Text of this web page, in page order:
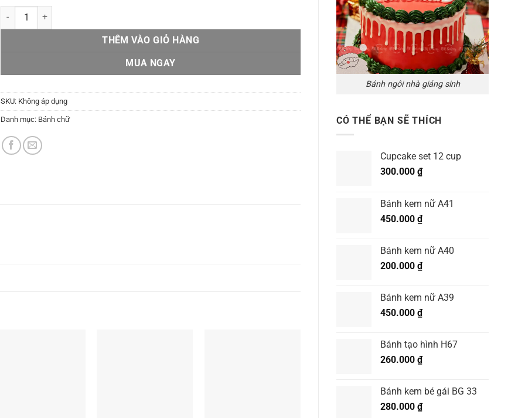
Bánh ngôi nhà giáng sinh
CÓ THỂ BẠN SẼ THÍCH
Cupcake set 12 cup
300.000 ₫
Bánh kem nữ A41
450.000 ₫
Bánh kem nữ A40
200.000 ₫
Bánh kem nữ A39
450.000 ₫
Bánh tạo hình H67
260.000 ₫
Bánh kem bé gái BG 33
280.000 ₫
BLTM bánh chữ A số lượng
THÊM VÀO GIỎ HÀNG
MUA NGAY
SKU: Không áp dụng
Danh mục: Bánh chữ